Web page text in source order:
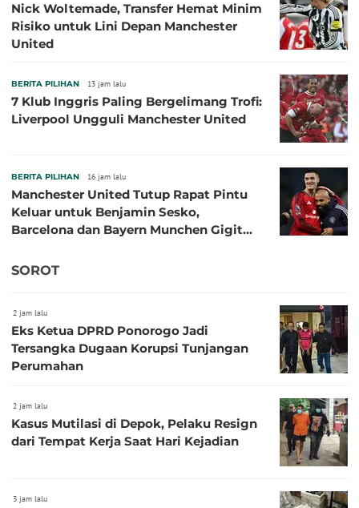
Nick Woltemade, Transfer Hemat Minim
Risiko untuk Lini Depan Manchester
United
BERITA PILIHAN 13 jam lalu
7 Klub Inggris Paling Bergelimang Trofi:
Liverpool Ungguli Manchester United
BERITA PILIHAN 16 jam lalu
Manchester United Tutup Rapat Pintu
Keluar untuk Benjamin Sesko,
Barcelona dan Bayern Munchen Gigit
SOROT
2 jam lalu
Eks Ketua DPRD Ponorogo Jadi
Tersangka Dugaan Korupsi Tunjangan
Perumahan
2 jam lalu
Kasus Mutilasi di Depok, Pelaku Resign
dari Tempat Kerja Saat Hari Kejadian
3 jam lalu